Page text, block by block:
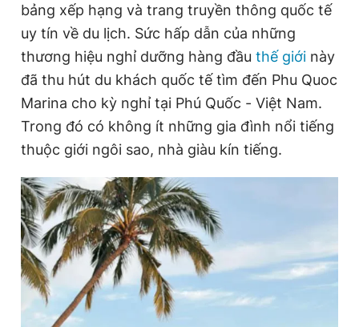
bảng xếp hạng và trang truyền thông quốc tế
uy tín về du lịch. Sức hấp dẫn của những
thương hiệu nghỉ dưỡng hàng đầu thế giới này
đã thu hút du khách quốc tế tìm đến Phu Quoc
Marina cho kỳ nghỉ tại Phú Quốc - Việt Nam.
Trong đó có không ít những gia đình nổi tiếng
thuộc giới ngôi sao, nhà giàu kín tiếng.